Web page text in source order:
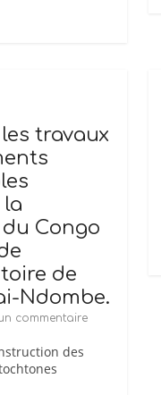
travaux
la
Congo
de
Ndombe.
commentaire
des